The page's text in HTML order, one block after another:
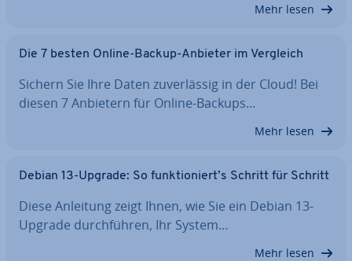
Mehr lesen
Die 7 besten Online-Backup-Anbieter im Vergleich
Sichern Sie Ihre Daten zu­ver­läs­sig in der Cloud! Bei
diesen 7 Anbietern für Online-Backups…
Mehr lesen
Debian 13-Upgrade: So funk­tio­niert’s Schritt für Schritt
Diese Anleitung zeigt Ihnen, wie Sie ein Debian 13-
Upgrade durch­füh­ren, Ihr System…
Mehr lesen